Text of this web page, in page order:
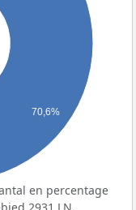
70,6%
en percentage
2931 LN.